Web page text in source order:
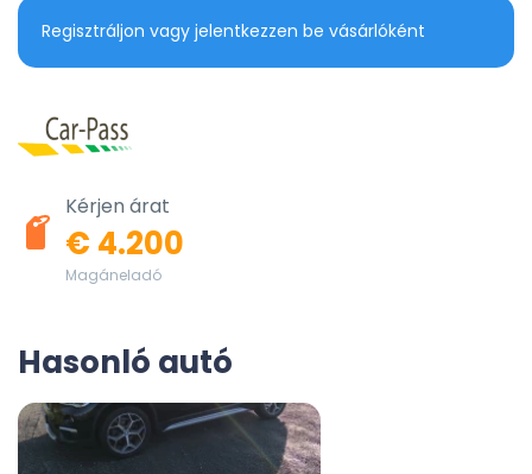
Regisztráljon vagy jelentkezzen be vásárlóként
Kérjen árat
€ 4.200
Magáneladó
Hasonló autó